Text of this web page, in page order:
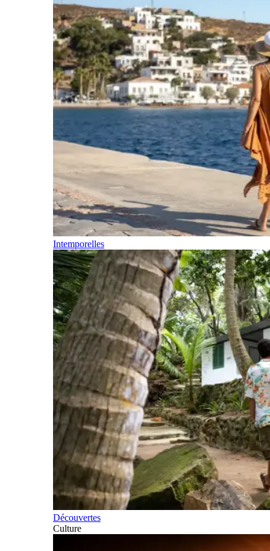
Intemporelles
Découvertes
Culture